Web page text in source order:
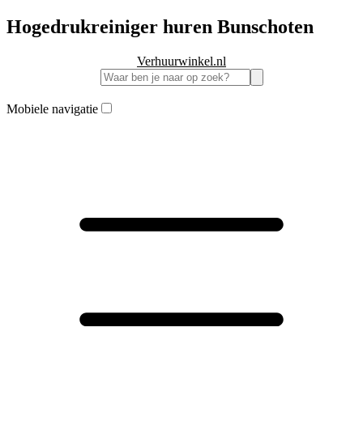
Hogedrukreiniger huren Bunschoten
Verhuurwinkel.nl
Mobiele navigatie